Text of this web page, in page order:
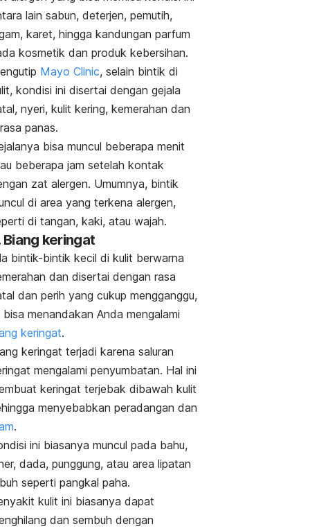
lain sabun, deterjen, pemutih,
karet, hingga kandungan parfum
kosmetik dan produk kebersihan.
Mayo Clinic, selain bintik di
kondisi ini disertai dengan gejala
nyeri, kulit kering, kemerahan dan
panas.
bisa muncul beberapa menit
beberapa jam setelah kontak
zat alergen. Umumnya, bintik
di area yang terkena alergen,
di tangan, kaki, atau wajah.
Biang keringat
bintik-bintik kecil di kulit berwarna
dan disertai dengan rasa
dan perih yang cukup mengganggu,
bisa menandakan Anda mengalami
keringat.
keringat terjadi karena saluran
mengalami penyumbatan. Hal ini
keringat terjebak dibawah kulit
menyebabkan peradangan dan
.
ini biasanya muncul pada bahu,
dada, punggung, atau area lipatan
seperti pangkal paha.
kulit ini biasanya dapat
dan sembuh dengan